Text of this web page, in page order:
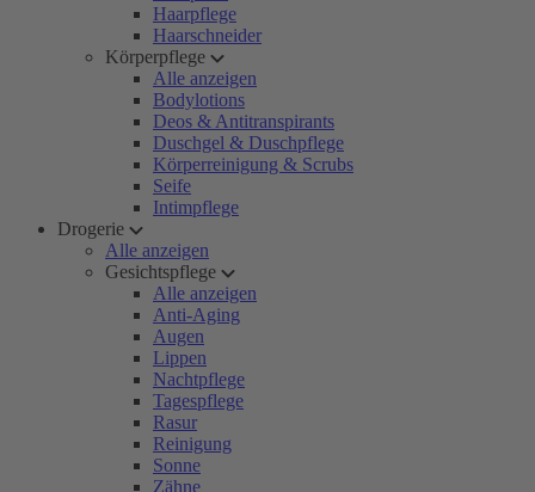
Haarpflege
Haarschneider
Körperpflege
Alle anzeigen
Bodylotions
Deos & Antitranspirants
Duschgel & Duschpflege
Körperreinigung & Scrubs
Seife
Intimpflege
Drogerie
Alle anzeigen
Gesichtspflege
Alle anzeigen
Anti-Aging
Augen
Lippen
Nachtpflege
Tagespflege
Rasur
Reinigung
Sonne
Zähne